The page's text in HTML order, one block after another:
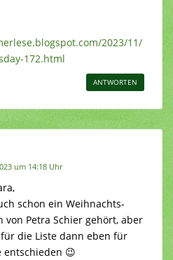
2023/11/
172.html
ANTWORTEN
um 14:18 Uhr
schon ein Weihnachts-
von Petra Schier gehört, aber
die Liste dann eben für
entschieden 😉